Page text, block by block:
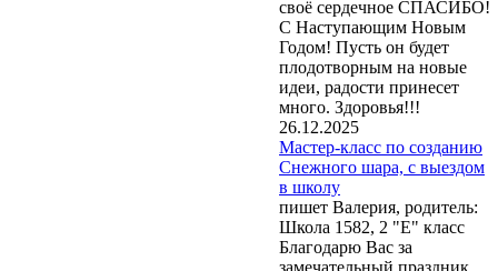
своё сердечное СПАСИБО!
С Наступающим Новым
Годом! Пусть он будет
плодотворным на новые
идеи, радости принесет
много. Здоровья!!!
26.12.2025
Мастер-класс по созданию
Снежного шара, с выездом
в школу
пишет Валерия, родитель:
Школа 1582, 2 "Е" класс
Благодарю Вас за
замечательный праздник